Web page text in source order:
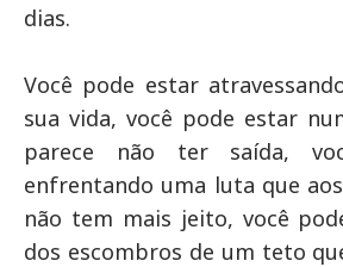
dias.
Você pode estar
sua vida, você pode estar
parece não ter saída,
enfrentando uma luta que
não tem mais jeito, você
dos escombros de um teto